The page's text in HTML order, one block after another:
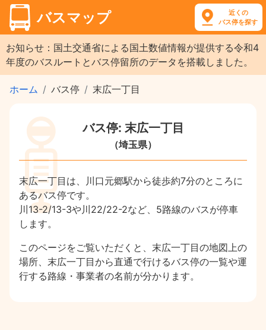
バスマップ
近くの
バス停を探す
お知らせ：国土交通省による国土数値情報が提供する令和4
年度のバスルートとバス停留所のデータを搭載しました。
ホーム バス停 末広一丁目
バス停: 末広一丁目
（埼玉県）
末広一丁目は、川口元郷駅から徒歩約7分のところに
あるバス停です。
川13-2/13-3や川22/22-2など、5路線のバスが停車
します。
このページをご覧いただくと、末広一丁目の地図上の
場所、末広一丁目から直通で行けるバス停の一覧や運
行する路線・事業者の名前が分かります。